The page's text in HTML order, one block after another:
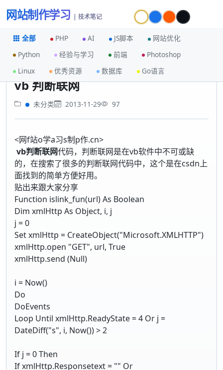
网站制作学习 | 技术笔记
全部 PHP AI JS脚本
网站优化
Python
经验与学习 前端
Photoshop
Linux
优秀资源 数据库 Go语言
首页 vb 判断联网
vb 判断联网
未分类 2013-11-29 97
<网f站o学a习s制p作.cn>
vb判断联网代码，判断联网是在vb软件中不可或缺
的，在搜索了很多的判断联网代码中，这个是在csdn上
面找到的简单方便好用。
贴出来跟大家分享
Function islink_fun(url) As Boolean
Dim xmlHttp As Object, i, j
j = 0
Set xmlHttp = CreateObject("Microsoft.XMLHTTP")
xmlHttp.open "GET", url, True
xmlHttp.send (Null)
i = Now()
Do
DoEvents
Loop Until xmlHttp.ReadyState = 4 Or j =
DateDiff("s", i, Now()) > 2
If j = 0 Then
If xmlHttp.Responsetext = "" Or